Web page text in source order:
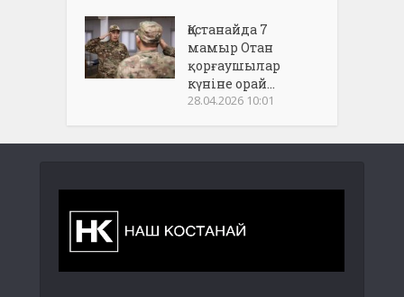
Қостанайда 7
мамыр Отан
қорғаушылар
күніне орай...
28.04.2026 10:01